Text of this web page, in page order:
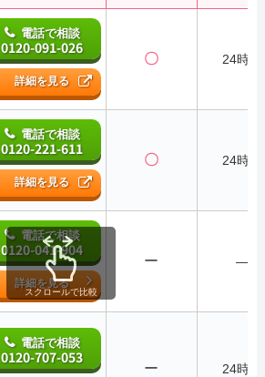
電話で相談
0120-091-026
詳細を見る
〇 24時間
電話で相談
0120-221-611
詳細を見る
〇 24時間
電話で相談
0120-041-904
詳細を見る
ー ―
電話で相談
0120-707-053
ー 24時間
スクロールで比較